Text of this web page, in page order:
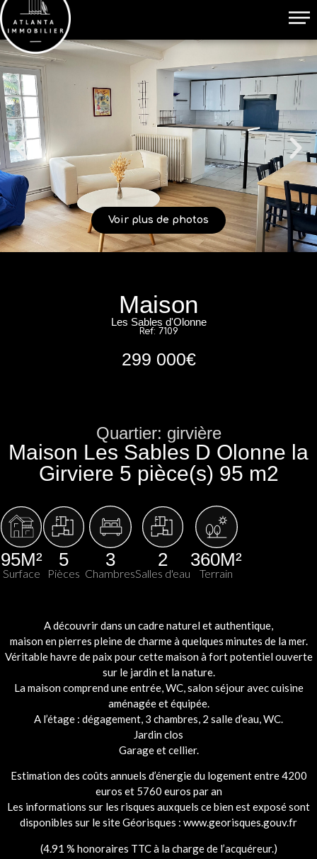
Voir plus de photos
Maison
Les Sables d'Olonne
Ref: 7109
299 000€
Quartier: girvière
Maison Les Sables D Olonne la
Girviere 5 pièce(s) 95 m2
95M²
Surface
5
Pièces
3
Chambres
2
Salles d'eau
360M²
Terrain
A découvrir dans un cadre naturel et authentique,
maison en pierres pleine de charme à quelques minutes de la mer.
Véritable havre de paix pour cette maison à fort potentiel ouverte
sur le jardin et la nature.
La maison comprend une entrée, WC, salon séjour avec cuisine
aménagée et équipée.
A l’étage : dégagement, 3 chambres, 2 salle d’eau, WC.
Jardin clos
Garage et cellier.
Estimation des coûts annuels d’énergie du logement entre 4200
euros et 5760 euros par an
Les informations sur les risques auxquels ce bien est exposé sont
disponibles sur le site Géorisques : www.georisques.gouv.fr
(4.91 % honoraires TTC à la charge de l’acquéreur.)